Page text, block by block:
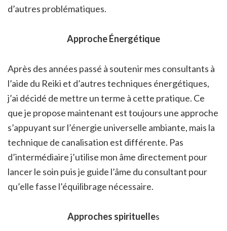
d’autres problématiques.
Approche Énergétique
Après des années passé à soutenir mes consultants à
l’aide du Reiki et d’autres techniques énergétiques,
j’ai décidé de mettre un terme à cette pratique. Ce
que je propose maintenant est toujours une approche
s’appuyant sur l’énergie universelle ambiante, mais la
technique de canalisation est différente. Pas
d’intermédiaire j’utilise mon âme directement pour
lancer le soin puis je guide l’âme du consultant pour
qu’elle fasse l’équilibrage nécessaire.
Approches spirituelles